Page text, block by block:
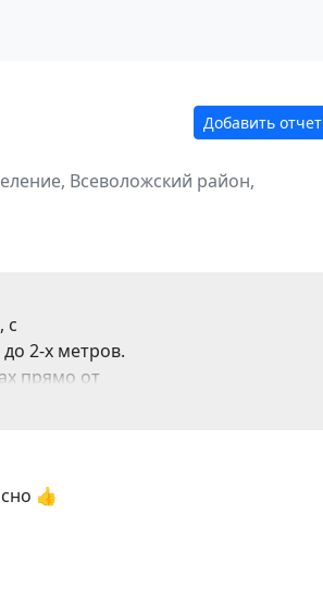
Добавить отчет
Всеволожский район,
с
2-х метров.
прямо от
Отражение
счет:
👍